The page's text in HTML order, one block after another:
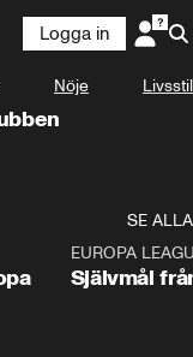
Logga in
Nöje Livsstil
SE ALLA
EUROPA
Självmål